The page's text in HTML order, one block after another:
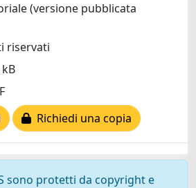
(versione pubblicata
riservati
Richiedi una copia
sono protetti da copyright e